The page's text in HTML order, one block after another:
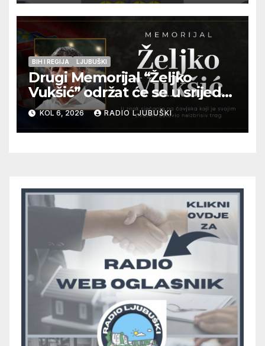
pripadnika HOS-a
BIH I REGIJA LJUBUŠKI
Drugi Memorijal “Željko
Vukšić” održat će se u srijedu
12. kolovoza u Otoku
KOL 6, 2026 RADIO LJUBUŠKI